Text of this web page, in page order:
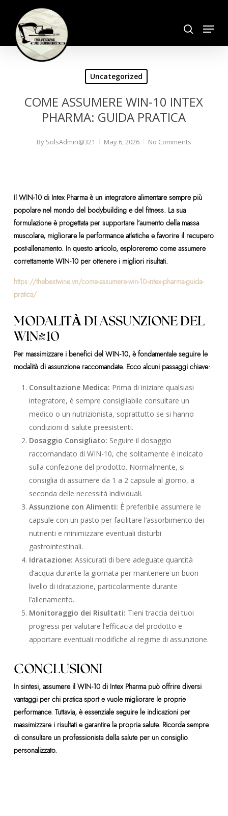
main
content
Menu
Uncategorized
COME ASSUMERE WIN-10 INTEX
PHARMA: GUIDA PRATICA
By SolsAdmin@321 May 6, 2026 No Comments
Il WIN-10 di Intex Pharma è un integratore alimentare sempre più
popolare nel mondo del bodybuilding e del fitness. La sua
formulazione è progettata per supportare l’aumento della massa
muscolare, migliorare le performance atletiche e favorire il recupero
post-allenamento. In questo articolo, esploreremo come assumere
correttamente WIN-10 per ottenere i migliori risultati.
https://thebestwine.vn/come-assumere-win-10-intex-pharma-guida-
pratica/
MODALITÀ DI ASSUNZIONE DEL
WIN-10
Per massimizzare i benefici del WIN-10, è fondamentale seguire le
modalità di assunzione raccomandate. Ecco alcuni passaggi chiave:
Consultazione Medica: Prima di iniziare qualsiasi
integratore, è sempre consigliabile consultare un
medico o un nutrizionista, soprattutto se si hanno
condizioni di salute preesistenti.
Dosaggio Consigliato: Seguire il dosaggio
raccomandato di WIN-10, che solitamente è indicato
sulla confezione del prodotto. Normalmente, si
consiglia di assumere da 1 a 2 capsule al giorno, a
seconda delle necessità individuali.
Assunzione con Alimenti: È preferibile assumere le
capsule con un pasto per facilitare l’assorbimento dei
nutrienti e minimizzare eventuali disturbi
gastrointestinali.
Idratazione: Assicurati di bere adeguate quantità
d’acqua durante la giornata per mantenere un buon
livello di idratazione, particolarmente durante
l’allenamento.
Monitoraggio dei Risultati: Tieni traccia dei tuoi
progressi per valutare l’efficacia del prodotto e
apportare eventuali modifiche al regime di assunzione.
CONCLUSIONI
In sintesi, assumere il WIN-10 di Intex Pharma può offrire diversi
vantaggi per chi pratica sport e vuole migliorare le proprie
performance. Tuttavia, è essenziale seguire le indicazioni per
massimizzare i risultati e garantire la propria salute. Ricorda sempre
di consultare un professionista della salute per un consiglio
personalizzato.
Close
Menu